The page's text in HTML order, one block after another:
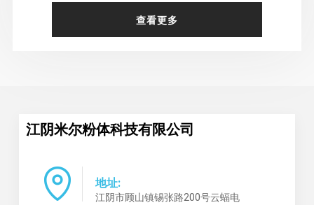
查看更多
江阴米尔粉体科技有限公司
地址:
江阴市顾山镇锡张路200号云蝠电